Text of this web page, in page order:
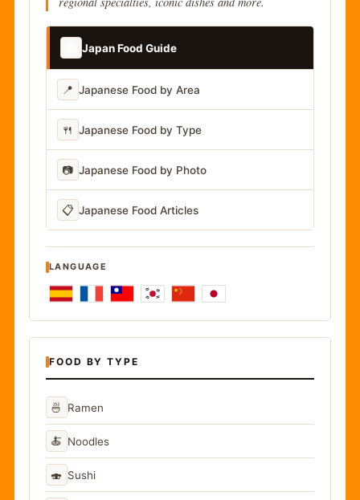
Japan Food Guide
📍 Japanese Food by Area
🍴 Japanese Food by Type
📷 Japanese Food by Photo
📋 Japanese Food Articles
LANGUAGE
FOOD BY TYPE
🍜 Ramen
🍝 Noodles
🍣 Sushi